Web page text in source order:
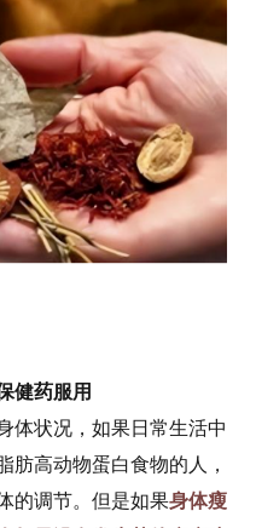
健药服用
体状况，如果日常生活中
肪高动物蛋白食物的人，
的调节。但是如果身体瘦